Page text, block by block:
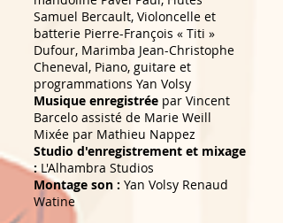
Samuel Bercault, Violoncelle et
batterie Pierre-François « Titi »
Dufour, Marimba Jean-Christophe
Cheneval, Piano, guitare et
programmations Yan Volsy
Musique enregistrée par Vincent
Barcelo assisté de Marie Weill
Mixée par Mathieu Nappez
Studio d'enregistrement et mixage
:L'Alhambra Studios
Montage son : Yan Volsy Renaud
Watine